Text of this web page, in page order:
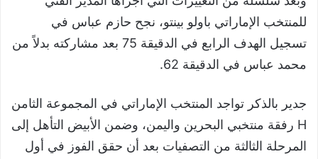
للمنتخب الإماراتي باولو بينتو، نجح حازم عباس في
تسجيل الهدف الرابع في الدقيقة 75 بعد مشاركته بدلاً من
محمد عباس في الدقيقة 62.
جدير بالذكر تواجد المنتخب الإماراتي في المجموعة الثامن
H رفقة منتخبي البحرين واليمن، وضمن الأبيض التأهل إلى
المرحلة الثالثة من التصفيات بعد أن حقق الفوز في أول